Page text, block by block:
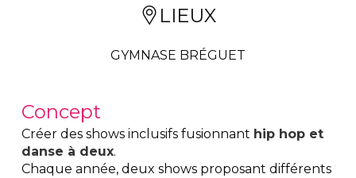
LIEUX
GYMNASE BRÉGUET
Concept
Créer des shows inclusifs fusionnant hip hop et
danse à deux.
Chaque année, deux shows proposant différents